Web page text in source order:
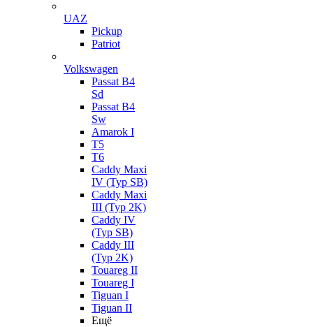
UAZ
Pickup
Patriot
Volkswagen
Passat B4
Sd
Passat B4
Sw
Amarok I
T5
T6
Caddy Maxi
IV (Typ SB)
Caddy Maxi
III (Typ 2K)
Caddy IV
(Typ SB)
Caddy III
(Typ 2K)
Touareg II
Touareg I
Tiguan I
Tiguan II
Ещё